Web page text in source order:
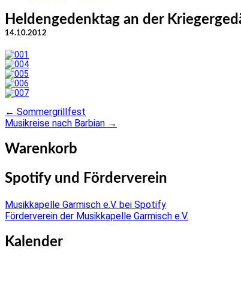
Heldengedenktag an der
14.10.2012
Post
navigation
← Sommergrillfest
Musikreise nach Barbian →
Warenkorb
Spotify und Förderverein
Musikkapelle Garmisch e.V. bei Spotify
Förderverein der Musikkapelle Garmisch e.V.
Kalender